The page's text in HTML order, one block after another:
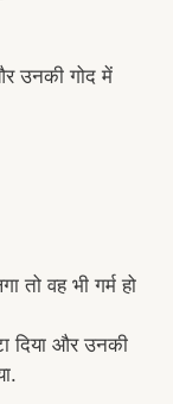
उनकी गोद में
वह भी गर्म हो
दिया और उनकी